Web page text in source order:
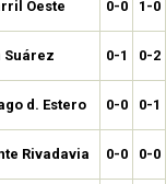
Oeste 0-0 1-0
Suárez 0-1 0-2
d. Estero 0-0 0-1
Rivadavia 0-0 0-0